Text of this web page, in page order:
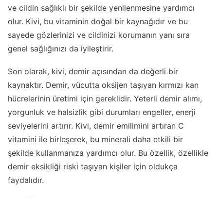
ve cildin sağlıklı bir şekilde yenilenmesine yardımcı
olur. Kivi, bu vitaminin doğal bir kaynağıdır ve bu
sayede gözlerinizi ve cildinizi korumanın yanı sıra
genel sağlığınızı da iyileştirir.
Son olarak, kivi, demir açısından da değerli bir
kaynaktır. Demir, vücutta oksijen taşıyan kırmızı kan
hücrelerinin üretimi için gereklidir. Yeterli demir alımı,
yorgunluk ve halsizlik gibi durumları engeller, enerji
seviyelerini artırır. Kivi, demir emilimini artıran C
vitamini ile birleşerek, bu minerali daha etkili bir
şekilde kullanmanıza yardımcı olur. Bu özellik, özellikle
demir eksikliği riski taşıyan kişiler için oldukça
faydalıdır.